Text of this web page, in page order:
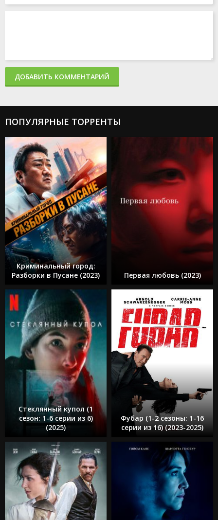
ДОБАВИТЬ КОММЕНТАРИЙ
ПОПУЛЯРНЫЕ ТОРРЕНТЫ
Криминальный город:
Разборки в Пусане (2023)
Первая любовь (2023)
Стеклянный купол (1
сезон: 1-6 серии из 6)
(2025)
Фубар (1-2 сезоны: 1-16
серии из 16) (2023-2025)